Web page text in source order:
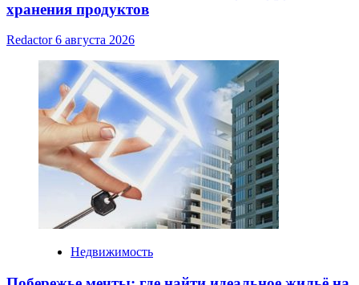
хранения продуктов
Redactor6 августа 2026
Недвижимость